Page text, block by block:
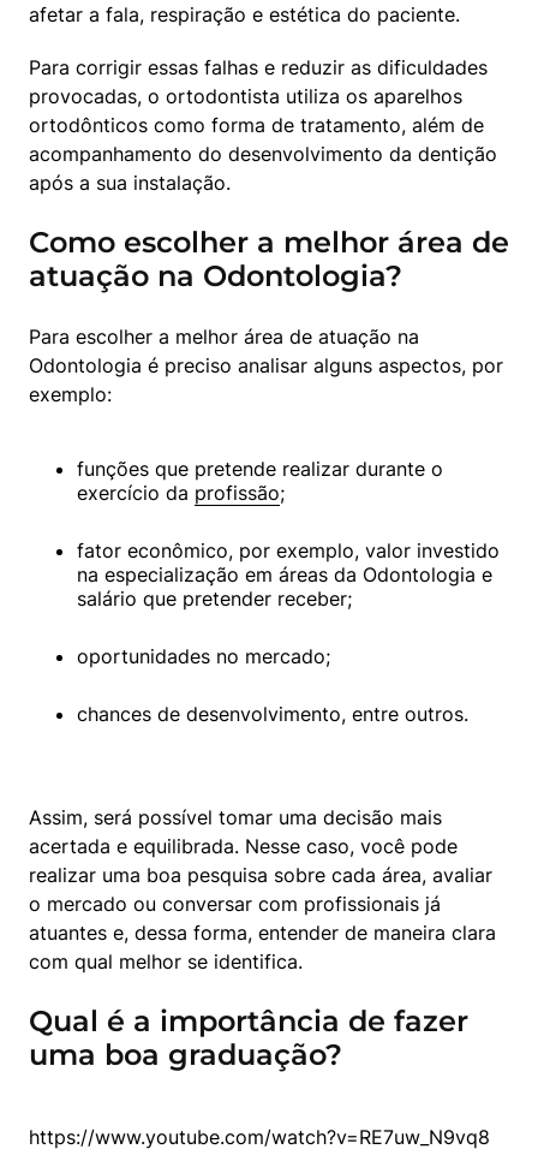
afetar a fala, respiração e estética do paciente.
Para corrigir essas falhas e reduzir as dificuldades
provocadas, o ortodontista utiliza os aparelhos
ortodônticos como forma de tratamento, além de
acompanhamento do desenvolvimento da dentição
após a sua instalação.
Como escolher a melhor área de
atuação na Odontologia?
Para escolher a melhor área de atuação na
Odontologia é preciso analisar alguns aspectos, por
exemplo:
funções que pretende realizar durante o
exercício da profissão;
fator econômico, por exemplo, valor investido
na especialização em áreas da Odontologia e
salário que pretender receber;
oportunidades no mercado;
chances de desenvolvimento, entre outros.
Assim, será possível tomar uma decisão mais
acertada e equilibrada. Nesse caso, você pode
realizar uma boa pesquisa sobre cada área, avaliar
o mercado ou conversar com profissionais já
atuantes e, dessa forma, entender de maneira clara
com qual melhor se identifica.
Qual é a importância de fazer
uma boa graduação?